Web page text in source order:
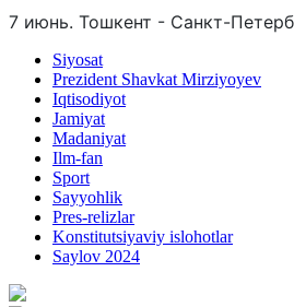
7 июнь. Тошкент - Санкт-
Siyosat
Prezident Shavkat Mirziyoyev
Iqtisodiyot
Jamiyat
Madaniyat
Ilm-fan
Sport
Sayyohlik
Pres-relizlar
Konstitutsiyaviy islohotlar
Saylov 2024